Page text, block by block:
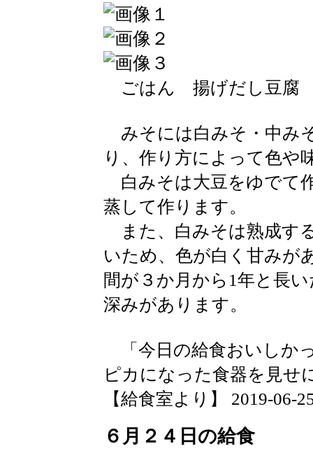
ごはん 揚げだし豆
みそには白みそ・中み
り、作り方によって色や
白みそは大豆をゆでて
蒸して作ります。
また、白みそは熟成す
いため、色が白く甘みが
間が３か月から1年と長
深みがあります。
「今日の給食おいしか
ピカになった食器を見せ
【給食室より】 2019-06-
６月２４日の給食